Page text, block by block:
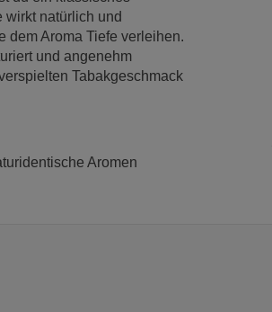
wirkt natürlich und
dem Aroma Tiefe verleihen.
und angenehm
Tabakgeschmack
Aromen